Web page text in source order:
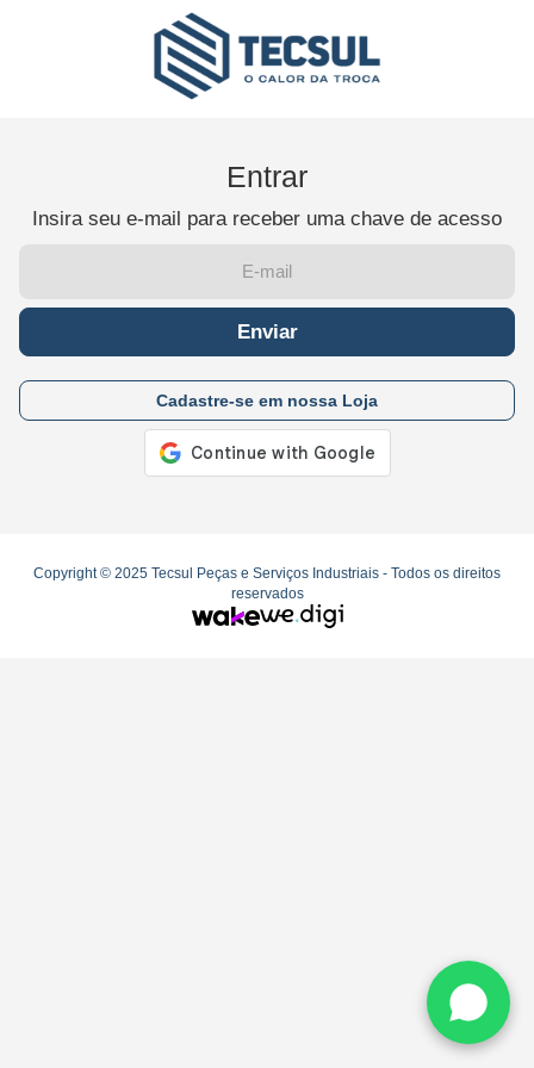
Entrar
Insira seu e-mail para receber uma chave de acesso
Enviar
Cadastre-se em nossa Loja
Copyright © 2025 Tecsul Peças e Serviços Industriais - Todos os direitos
reservados